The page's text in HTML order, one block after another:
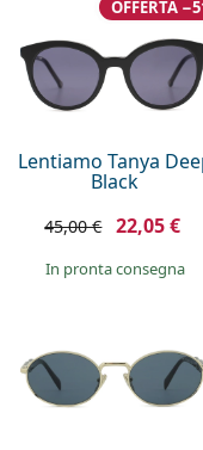
Lentiamo Tanya
Black
OFFERTA
45,00 € 22,05 €
in pronta consegna